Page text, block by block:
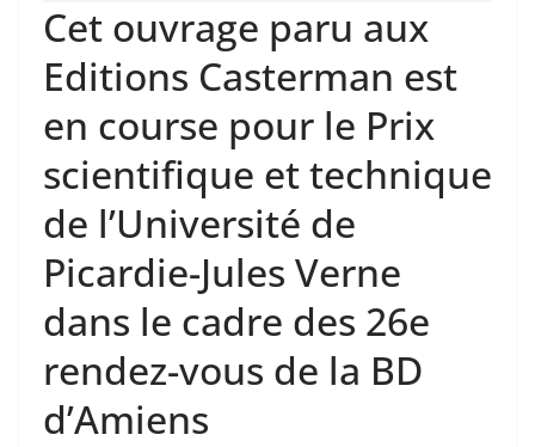
Cet ouvrage paru aux
Editions Casterman est
en course pour le Prix
scientifique et technique
de l’Université de
Picardie-Jules Verne
dans le cadre des 26e
rendez-vous de la BD
d’Amiens